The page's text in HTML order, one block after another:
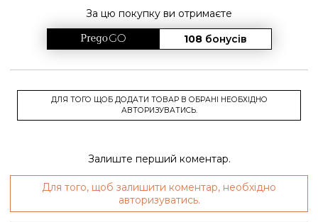
За цю покупку ви отримаєте
108 бонусів
ДЛЯ ТОГО ЩОБ ДОДАТИ ТОВАР В ОБРАНІ НЕОБХІДНО
АВТОРИЗУВАТИСЬ.
Залиште перший коментар.
Для того, щоб залишити коментар, необхідно
авторизуватись.